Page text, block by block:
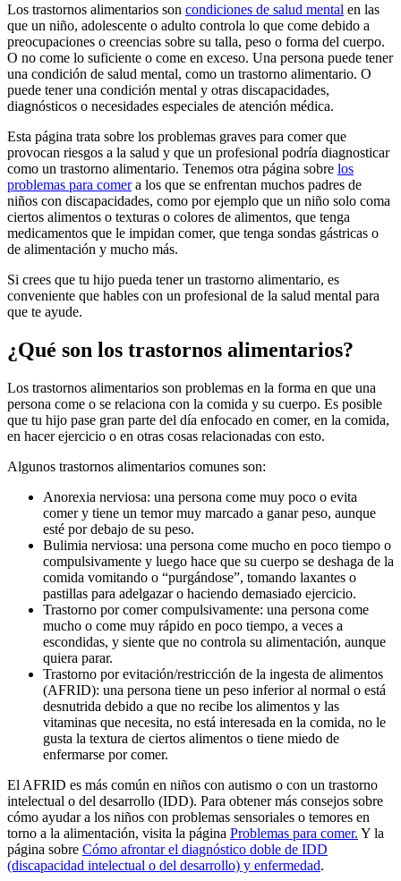
Los trastornos alimentarios son condiciones de salud mental en las
que un niño, adolescente o adulto controla lo que come debido a
preocupaciones o creencias sobre su talla, peso o forma del cuerpo.
O no come lo suficiente o come en exceso. Una persona puede tener
una condición de salud mental, como un trastorno alimentario. O
puede tener una condición mental y otras discapacidades,
diagnósticos o necesidades especiales de atención médica.
Esta página trata sobre los problemas graves para comer que
provocan riesgos a la salud y que un profesional podría diagnosticar
como un trastorno alimentario. Tenemos otra página sobre los
problemas para comera los que se enfrentan muchos padres de
niños con discapacidades, como por ejemplo que un niño solo coma
ciertos alimentos o texturas o colores de alimentos, que tenga
medicamentos que le impidan comer, que tenga sondas gástricas o
de alimentación y mucho más.
Si crees que tu hijo pueda tener un trastorno alimentario, es
conveniente que hables con un profesional de la salud mental para
que te ayude.
¿Qué son los trastornos alimentarios?
Los trastornos alimentarios son problemas en la forma en que una
persona come o se relaciona con la comida y su cuerpo. Es posible
que tu hijo pase gran parte del día enfocado en comer, en la comida,
en hacer ejercicio o en otras cosas relacionadas con esto.
Algunos trastornos alimentarios comunes son:
Anorexia nerviosa: una persona come muy poco o evita
comer y tiene un temor muy marcado a ganar peso, aunque
esté por debajo de su peso.
Bulimia nerviosa: una persona come mucho en poco tiempo o
compulsivamente y luego hace que su cuerpo se deshaga de la
comida vomitando o “purgándose”, tomando laxantes o
pastillas para adelgazar o haciendo demasiado ejercicio.
Trastorno por comer compulsivamente: una persona come
mucho o come muy rápido en poco tiempo, a veces a
escondidas, y siente que no controla su alimentación, aunque
quiera parar.
Trastorno por evitación/restricción de la ingesta de alimentos
(AFRID): una persona tiene un peso inferior al normal o está
desnutrida debido a que no recibe los alimentos y las
vitaminas que necesita, no está interesada en la comida, no le
gusta la textura de ciertos alimentos o tiene miedo de
enfermarse por comer.
El AFRID es más común en niños con autismo o con un trastorno
intelectual o del desarrollo (IDD). Para obtener más consejos sobre
cómo ayudar a los niños con problemas sensoriales o temores en
torno a la alimentación, visita la página Problemas para comer. Y la
página sobre Cómo afrontar el diagnóstico doble de IDD
(discapacidad intelectual o del desarrollo) y enfermedad.